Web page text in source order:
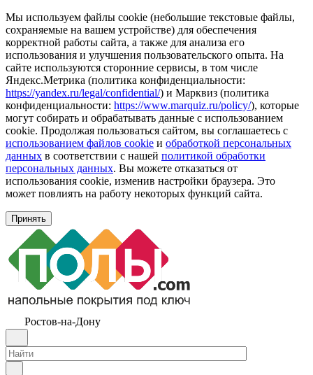
Мы используем файлы cookie (небольшие текстовые файлы,
сохраняемые на вашем устройстве) для обеспечения
корректной работы сайта, а также для анализа его
использования и улучшения пользовательского опыта. На
сайте используются сторонние сервисы, в том числе
Яндекс.Метрика (политика конфиденциальности:
https://yandex.ru/legal/confidential/) и Марквиз (политика
конфиденциальности: https://www.marquiz.ru/policy/), которые
могут собирать и обрабатывать данные с использованием
cookie. Продолжая пользоваться сайтом, вы соглашаетесь с
использованием файлов cookie и обработкой персональных
данных в соответствии с нашей политикой обработки
персональных данных. Вы можете отказаться от
использования cookie, изменив настройки браузера. Это
может повлиять на работу некоторых функций сайта.
Принять
Ростов-на-Дону